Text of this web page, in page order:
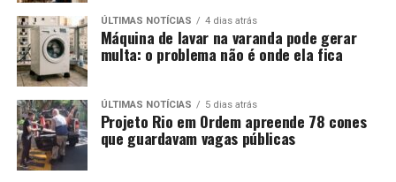
ÚLTIMAS NOTÍCIAS 4 dias atrás
Máquina de lavar na varanda pode gerar
multa: o problema não é onde ela fica
ÚLTIMAS NOTÍCIAS 5 dias atrás
Projeto Rio em Ordem apreende 78 cones
que guardavam vagas públicas